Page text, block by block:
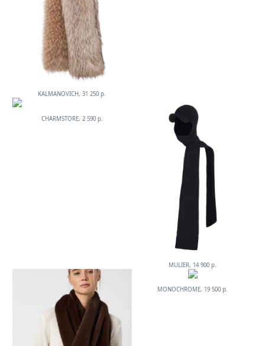
KALMANOVICH, 31 250 р.
CHARMSTORE, 2 590 р.
MULIER, 14 900 р.
MONOCHROME, 19 500 р.